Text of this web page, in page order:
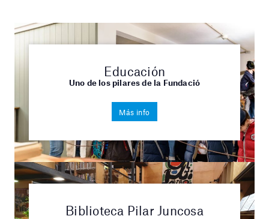
Educación
Uno de los pilares de la Fundació
Más info
Biblioteca Pilar Juncosa